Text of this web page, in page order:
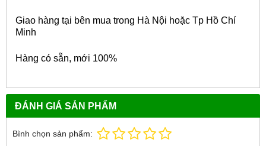
Giao hàng tại bên mua trong Hà Nội hoặc Tp Hồ Chí
Minh
Hàng có sẵn, mới 100%
ĐÁNH GIÁ SẢN PHẨM
Bình chọn sản phẩm: